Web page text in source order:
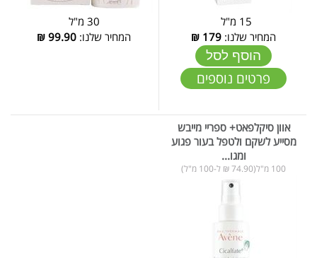
15 מ"ל
המחיר שלנו: 179
₪
הוסף לסל
פרטים נוספים
המחיר שלנו: 99.90
₪
אוון סיקלפאט+ ספריי מייבש
מסייע לשקם ולטפל בעור פגוע
ומגו...
100 מ"ל(74.90 ₪ ל-100 מ"ל)